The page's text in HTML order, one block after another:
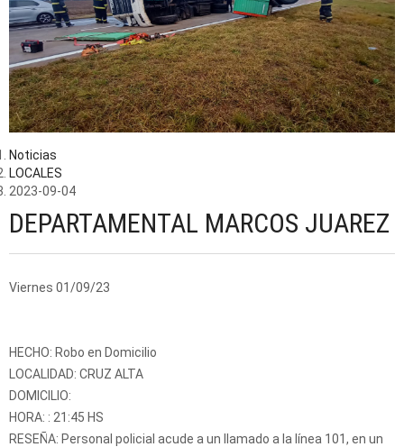
INTERNACIONALES
Noticias
LOCALES
2023-09-04
DEPARTAMENTAL MARCOS JUAREZ
Viernes 01/09/23
HECHO: Robo en Domicilio
LOCALIDAD: CRUZ ALTA
DOMICILIO:
HORA: : 21:45 HS
RESEÑA: Personal policial acude a un llamado a la línea 101, en un